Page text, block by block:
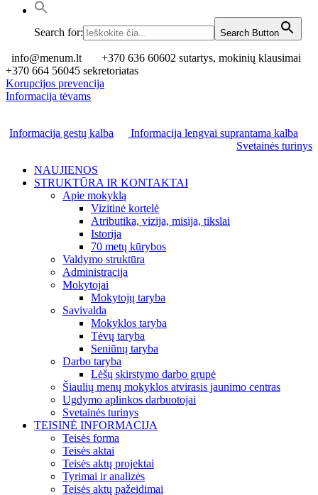
Search for: Search Button
info@menum.lt
+370 636 60602 sutartys, mokinių klausimai
+370 664 56045 sekretoriatas
Korupcijos prevencija
Informacija tėvams
Informacija gestų kalba
Informacija lengvai suprantama kalba
Svetainės turinys
NAUJIENOS
STRUKTŪRA IR KONTAKTAI
Apie mokyklą
Vizitinė kortelė
Atributika, vizija, misija, tikslai
Istorija
70 metų kūrybos
Valdymo struktūra
Administracija
Mokytojai
Mokytojų taryba
Savivalda
Mokyklos taryba
Tėvų taryba
Seniūnų taryba
Darbo taryba
Lėšų skirstymo darbo grupė
Šiaulių menų mokyklos atvirasis jaunimo centras
Ugdymo aplinkos darbuotojai
Svetainės turinys
TEISINĖ INFORMACIJA
Teisės forma
Teisės aktai
Teisės aktų projektai
Tyrimai ir analizės
Teisės aktų pažeidimai